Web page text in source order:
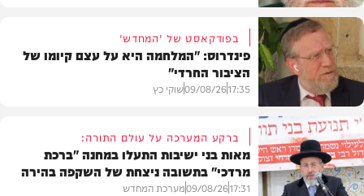
בית המדרש
פוליטי
בפודקאסט של 'המחדש'
פינדרוס: "המלחמה היא על עצם קיומו של
הציבור החרדי"
17:35
09/08/26שוקי כץ
ברקע המערכה על עולם התורה:
מאות בני ישיבות התעלו במחנה "ברכת
מרדכי" בתשובה ניצחת של השקפה בהירה
17:31
09/08/26מערכת המחדש